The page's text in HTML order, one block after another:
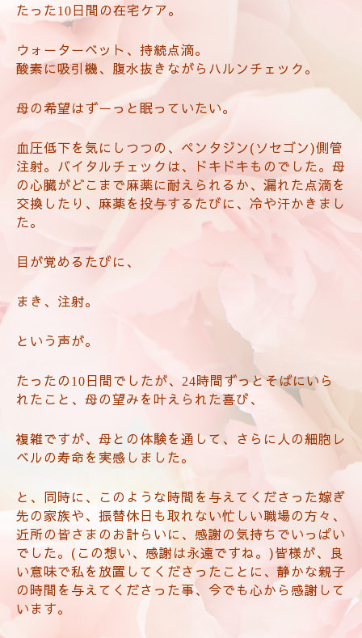
たった10日間の在宅ケア。
ウォーターベット、持続点滴。
酸素に吸引機、腹水抜きながらハルンチェック。
母の希望はずーっと眠っていたい。
血圧低下を気にしつつの、ペンタジン(ソセゴン)側管
注射。バイタルチェックは、ドキドキものでした。母
の心臓がどこまで麻薬に耐えられるか、漏れた点滴を
交換したり、麻薬を投与するたびに、冷や汗かきまし
た。
目が覚めるたびに、
まき、注射。
という声が。
たったの 10日間でしたが、 24時間ずっとそばにいら
れたこと、母の望みを叶えられた喜び、
複雑ですが、母との体験を通して、さらに人の細胞レ
ベルの寿命を実感しました。
と、同時に、このような時間を与えてくださった嫁ぎ
先の家族や、振替休日も取れない忙しい職場の方々、
近所の皆さまのお計らいに、感謝の気持ちでいっぱい
でした。(この想い、感謝は永遠ですね。)皆様が、良
い意味で私を放置してくださったことに、静かな親子
の時間を与えてくださった事、今でも心から感謝して
います。